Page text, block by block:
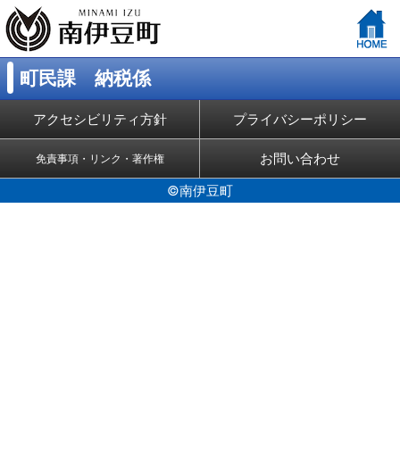
町民課 納税係
アクセシビリティ方針 プライバシーポリシー
免責事項・リンク・著作権
お問い合わせ
©南伊豆町